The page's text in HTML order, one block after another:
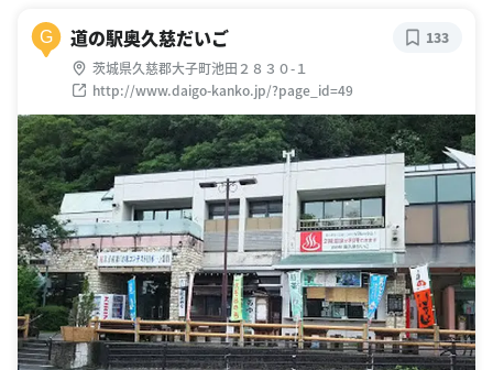
G 道の駅奥久慈だいご
茨城県久慈郡大子町池田２８３０-１
http://www.daigo-kanko.jp/?page_id=49
133